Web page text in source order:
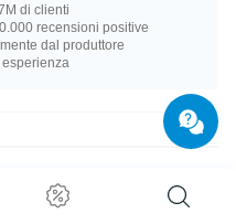
di clienti
recensioni positive
dal produttore
with the length of 13 mm. Select